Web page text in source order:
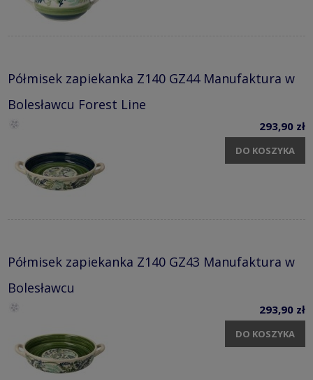
Półmisek zapiekanka Z140 GZ44 Manufaktura w
Bolesławcu Forest Line
293,90 zł
DO KOSZYKA
Półmisek zapiekanka Z140 GZ43 Manufaktura w
Bolesławcu
293,90 zł
DO KOSZYKA